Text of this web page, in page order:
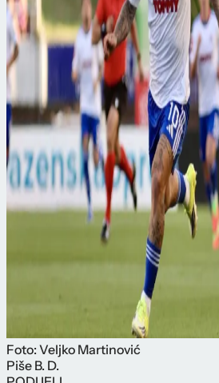
Foto: Veljko Martinović
Piše B. D.